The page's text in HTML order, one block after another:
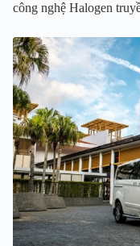
công nghệ Halogen